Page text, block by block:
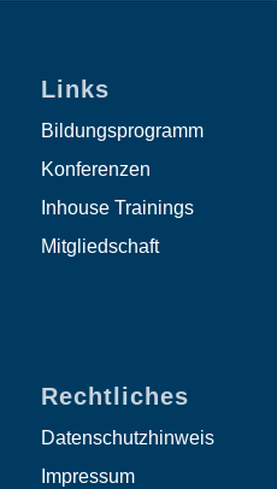
Links
Bildungsprogramm
Konferenzen
Inhouse Trainings
Mitgliedschaft
Rechtliches
Datenschutzhinweis
Impressum